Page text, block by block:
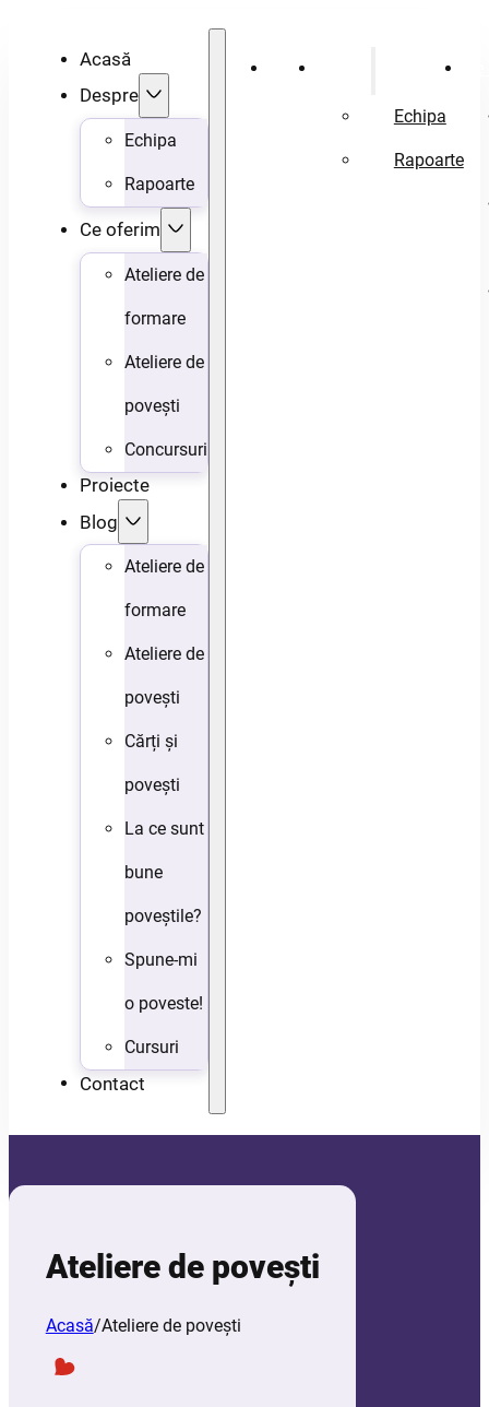
Acasă
Despre
Echipa
Rapoarte
Ce oferim
Ateliere de
formare
Ateliere de
povești
Concursuri
Proiecte
Blog
Ateliere de
formare
Ateliere de
povești
Cărți și
povești
La ce sunt
bune
poveștile?
Spune-mi
o poveste!
Cursuri
Contact
Acasă
Echipa
Rapoarte
Ateliere de povești
Acasă/Ateliere de povești